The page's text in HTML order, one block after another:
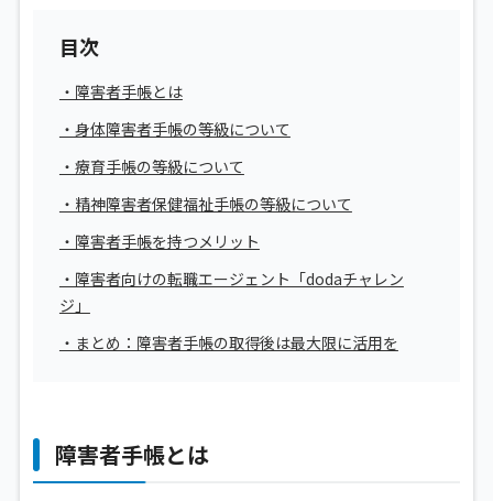
目次
・障害者手帳とは
・身体障害者手帳の等級について
・療育手帳の等級について
・精神障害者保健福祉手帳の等級について
・障害者手帳を持つメリット
・障害者向けの転職エージェント「dodaチャレン
ジ」
・まとめ：障害者手帳の取得後は最大限に活用を
障害者手帳とは